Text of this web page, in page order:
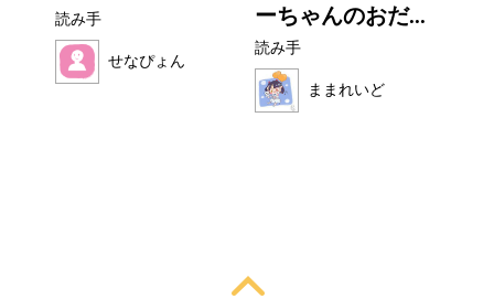
読み手
せなぴょん
ーちゃんのおだ...
読み手
ままれいど